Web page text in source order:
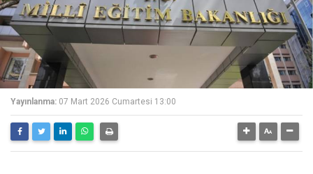
Yayınlanma: 07 Mart 2026 Cumartesi 13:00